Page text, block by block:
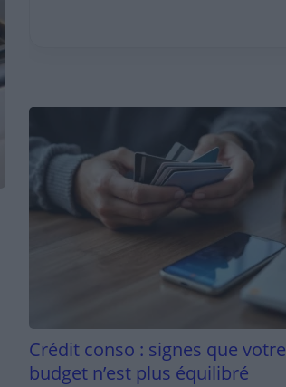
Crédit conso : signes que votre
budget n’est plus équilibré